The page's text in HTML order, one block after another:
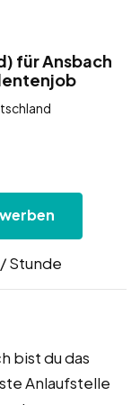
für Ansbach
/ Stunde
bist du das
Anlaufstelle